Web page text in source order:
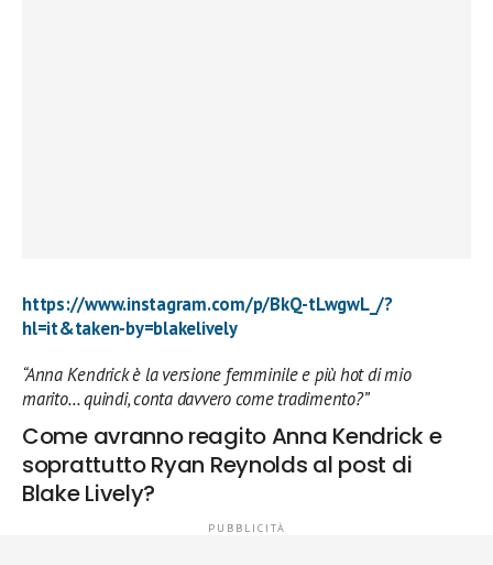
https://www.instagram.com/p/BkQ-tLwgwL_/?
hl=it&taken-by=blakelively
“Anna Kendrick è la versione femminile e più hot di mio
marito… quindi, conta davvero come tradimento?”
Come avranno reagito Anna Kendrick e
soprattutto Ryan Reynolds al post di
Blake Lively?